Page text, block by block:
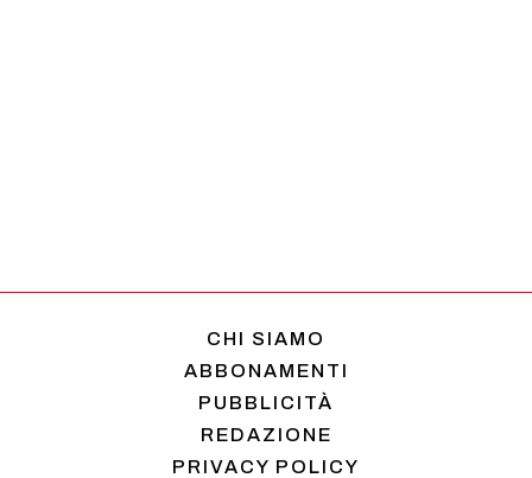
CHI SIAMO
ABBONAMENTI
PUBBLICITÀ
REDAZIONE
PRIVACY POLICY